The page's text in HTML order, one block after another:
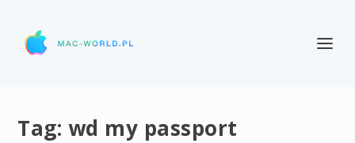
Tag: wd my passport